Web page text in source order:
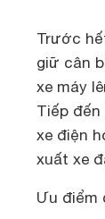
Trước
giữ cân
xe máy
Tiếp
xe điện
xuất xe
Ưu điểm